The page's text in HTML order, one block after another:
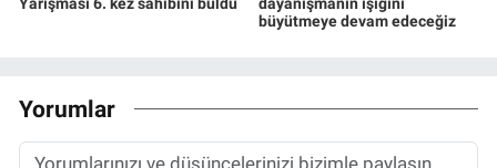
büyütmeye devam edeceğiz
Yorumlar